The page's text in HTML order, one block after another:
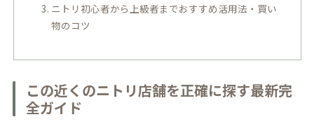
ニトリ初心者から上級者までおすすめ活用法・買い
物のコツ
この近くのニトリ店舗を正確に探す最新完
全ガイド